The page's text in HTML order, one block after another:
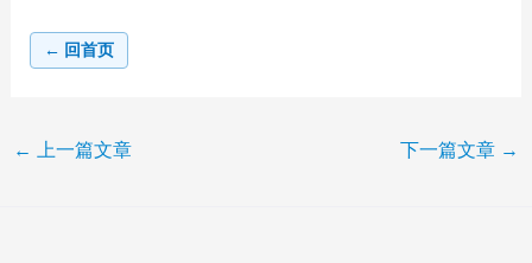
← 回首页
← 上一篇文章 下一篇文章 →